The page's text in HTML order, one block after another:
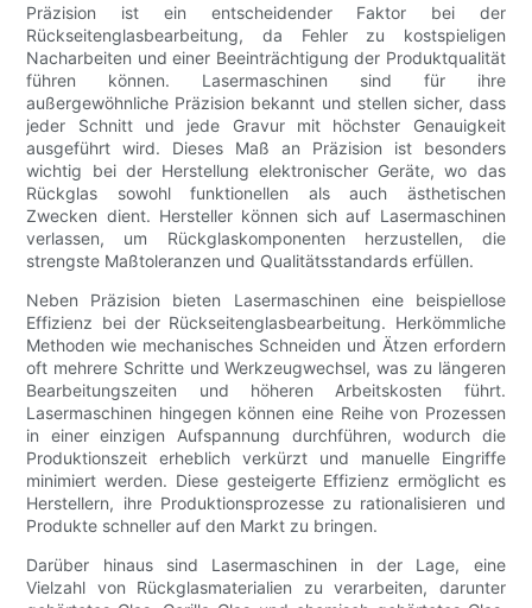
Präzision ist ein entscheidender Faktor bei der
Rückseitenglasbearbeitung, da Fehler zu kostspieligen
Nacharbeiten und einer Beeinträchtigung der Produktqualität
führen können. Lasermaschinen sind für ihre
außergewöhnliche Präzision bekannt und stellen sicher, dass
jeder Schnitt und jede Gravur mit höchster Genauigkeit
ausgeführt wird. Dieses Maß an Präzision ist besonders
wichtig bei der Herstellung elektronischer Geräte, wo das
Rückglas sowohl funktionellen als auch ästhetischen
Zwecken dient. Hersteller können sich auf Lasermaschinen
verlassen, um Rückglaskomponenten herzustellen, die
strengste Maßtoleranzen und Qualitätsstandards erfüllen.
Neben Präzision bieten Lasermaschinen eine beispiellose
Effizienz bei der Rückseitenglasbearbeitung. Herkömmliche
Methoden wie mechanisches Schneiden und Ätzen erfordern
oft mehrere Schritte und Werkzeugwechsel, was zu längeren
Bearbeitungszeiten und höheren Arbeitskosten führt.
Lasermaschinen hingegen können eine Reihe von Prozessen
in einer einzigen Aufspannung durchführen, wodurch die
Produktionszeit erheblich verkürzt und manuelle Eingriffe
minimiert werden. Diese gesteigerte Effizienz ermöglicht es
Herstellern, ihre Produktionsprozesse zu rationalisieren und
Produkte schneller auf den Markt zu bringen.
Darüber hinaus sind Lasermaschinen in der Lage, eine
Vielzahl von Rückglasmaterialien zu verarbeiten, darunter